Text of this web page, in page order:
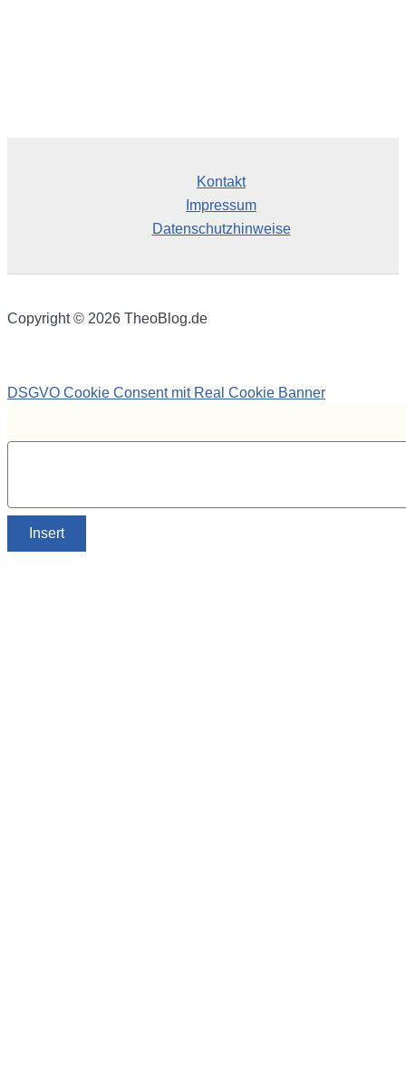
Kontakt
Impressum
Datenschutzhinweise
Copyright © 2026 TheoBlog.de
DSGVO Cookie Consent mit Real Cookie Banner
Insert